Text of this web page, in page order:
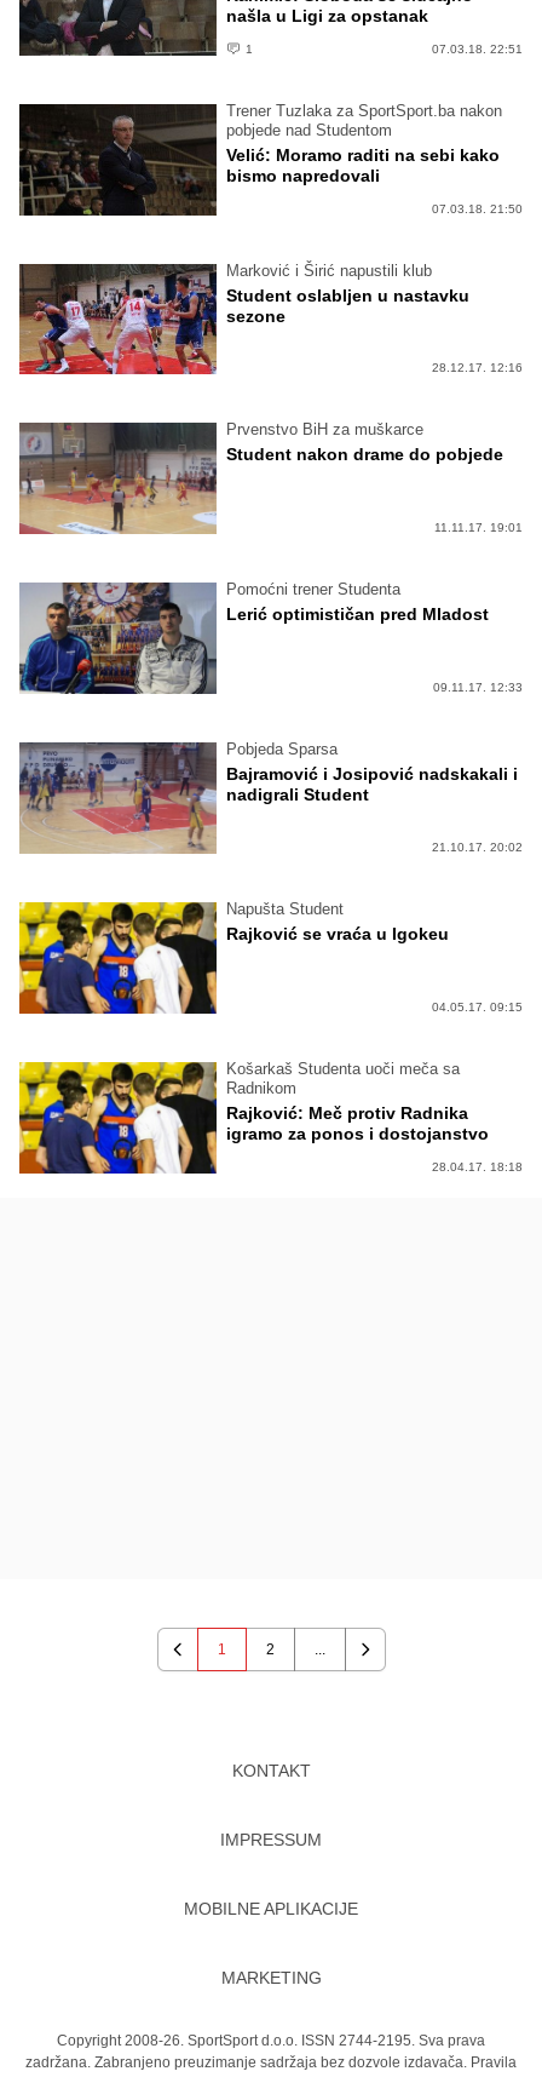
našla u Ligi za opstanak
1 07.03.18. 22:51
Trener Tuzlaka za SportSport.ba nakon
pobjede nad Studentom
Velić: Moramo raditi na sebi kako
bismo napredovali
07.03.18. 21:50
Marković i Širić napustili klub
Student oslabljen u nastavku
sezone
28.12.17. 12:16
Prvenstvo BiH za muškarce
Student nakon drame do pobjede
11.11.17. 19:01
Pomoćni trener Studenta
Lerić optimističan pred Mladost
09.11.17. 12:33
Pobjeda Sparsa
Bajramović i Josipović nadskakali i
nadigrali Student
21.10.17. 20:02
Napušta Student
Rajković se vraća u Igokeu
04.05.17. 09:15
Košarkaš Studenta uoči meča sa
Radnikom
Rajković: Meč protiv Radnika
igramo za ponos i dostojanstvo
28.04.17. 18:18
Previous
1 2 ...
Next
KONTAKT
IMPRESSUM
MOBILNE APLIKACIJE
MARKETING
Copyright 2008-26. SportSport d.o.o. ISSN 2744-2195. Sva prava
zadržana. Zabranjeno preuzimanje sadržaja bez dozvole izdavača. Pravila